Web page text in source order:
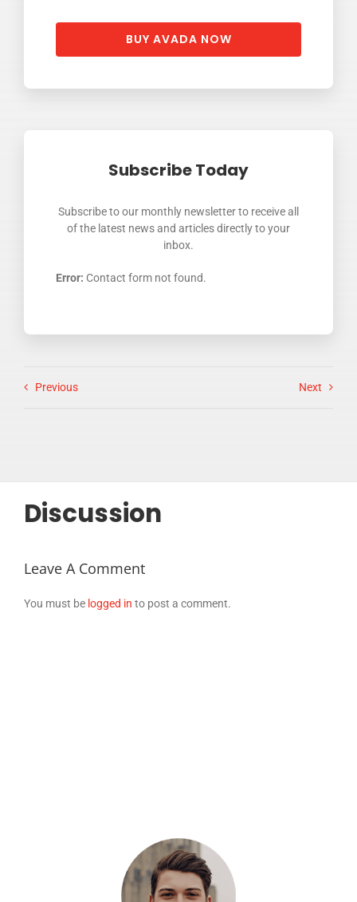
BUY AVADA NOW
Subscribe Today
Subscribe to our monthly newsletter to receive all
of the latest news and articles directly to your
inbox.
Error: Contact form not found.
Previous Next
Discussion
Leave A Comment
You must be logged in to post a comment.